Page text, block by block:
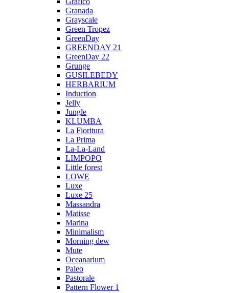
Granada
Grayscale
Green Tropez
GreenDay
GREENDAY 21
GreenDay 22
Grunge
GUSILEBEDY
HERBARIUM
Induction
Jelly
Jungle
KLUMBA
La Fioritura
La Prima
La-La-Land
LIMPOPO
Little forest
LOWE
Luxe
Luxe 25
Massandra
Matisse
Marina
Minimalism
Morning dew
Mute
Oceanarium
Paleo
Pastorale
Pattern Flower 1